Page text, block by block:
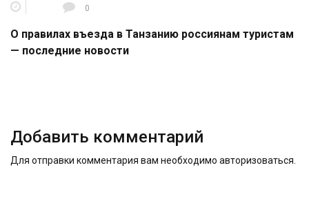
0
О правилах въезда в Танзанию россиянам туристам
— последние новости
Добавить комментарий
Для отправки комментария вам необходимо авторизоваться